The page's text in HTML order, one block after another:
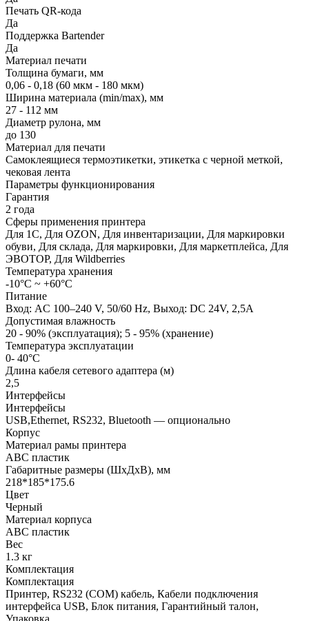
Печать QR-кода
Да
Поддержка Bartender
Да
Материал печати
Толщина бумаги, мм
0,06 - 0,18 (60 мкм - 180 мкм)
Ширина материала (min/max), мм
27 - 112 мм
Диаметр рулона, мм
до 130
Материал для печати
Cамоклеящиеся термоэтикетки, этикетка с черной меткой,
чековая лента
Параметры функционирования
Гарантия
2 года
Сферы применения принтера
Для 1С, Для OZON, Для инвентаризации, Для маркировки
обуви, Для склада, Для маркировки, Для маркетплейса, Для
ЭВОТОР, Для Wildberries
Температура хранения
-10°С ~ +60°С
Питание
Вход: AC 100–240 V, 50/60 Hz, Выход: DC 24V, 2,5A
Допустимая влажность
20 - 90% (эксплуатация); 5 - 95% (хранение)
Температура эксплуатации
0- 40°C
Длина кабеля сетевого адаптера (м)
2,5
Интерфейсы
Интерфейсы
USB,Ethernet, RS232, Bluetooth — опционально
Корпус
Материал рамы принтера
ABC пластик
Габаритные размеры (ШхДхВ), мм
218*185*175.6
Цвет
Черный
Материал корпуса
ABC пластик
Вес
1.3 кг
Комплектация
Комплектация
Принтер, RS232 (COM) кабель, Кабели подключения
интерфейса USB, Блок питания, Гарантийный талон,
Упаковка